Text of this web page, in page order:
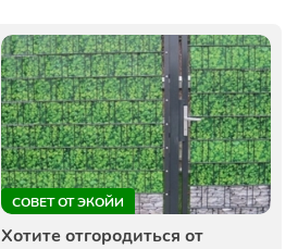
СОВЕТ ОТ ЭКОЙИ
Хотите отгородиться от